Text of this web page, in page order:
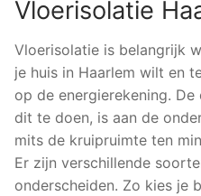
Vloerisolatie
Vloerisolatie is belangrijk
je huis in Haarlem wilt en
op de energierekening.
dit te doen, is aan de
mits de kruipruimte ten
Er zijn verschillende
onderscheiden. Zo kies je